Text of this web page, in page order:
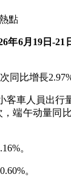
點
年6月19日-
同比增長
人員出行
端午动量
。
。